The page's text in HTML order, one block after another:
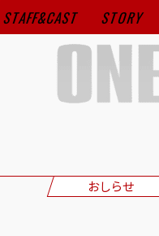
STAFF&CAST STORY
おしらせ